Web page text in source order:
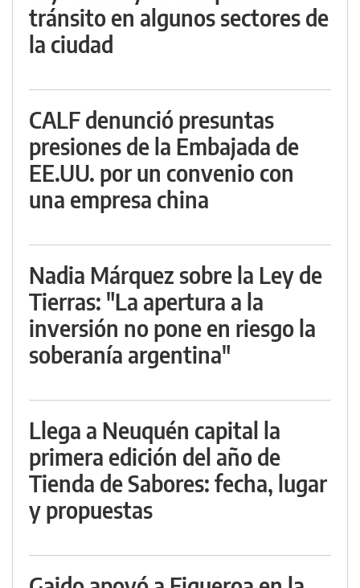
tránsito en algunos sectores de
la ciudad
CALF denunció presuntas
presiones de la Embajada de
EE.UU. por un convenio con
una empresa china
Nadia Márquez sobre la Ley de
Tierras: "La apertura a la
inversión no pone en riesgo la
soberanía argentina"
Llega a Neuquén capital la
primera edición del año de
Tienda de Sabores: fecha, lugar
y propuestas